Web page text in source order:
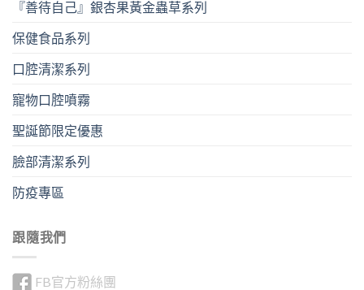
『善待自己』銀杏果黃金蟲草系列
保健食品系列
口腔清潔系列
寵物口腔噴霧
聖誕節限定優惠
臉部清潔系列
防疫專區
跟隨我們
FB官方粉絲團